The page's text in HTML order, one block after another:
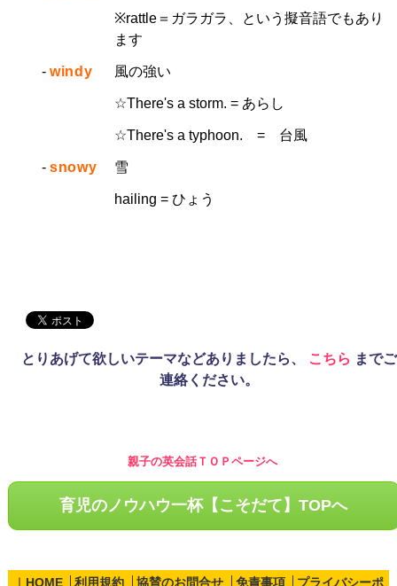
※rattle＝ガラガラ、という擬音語でもあり
ます
- windy 風の強い
☆There's a storm. = あらし
☆There's a typhoon. = 台風
- snowy 雪
hailing = ひょう
とりあげて欲しいテーマなどありましたら、 こちら までご
連絡ください。
親子の英会話ＴＯＰページへ
育児のノウハウ一杯【こそだて】TOPへ
｜ HOME 利用規約 協賛のお問合せ 免責事項 プライバシーポ